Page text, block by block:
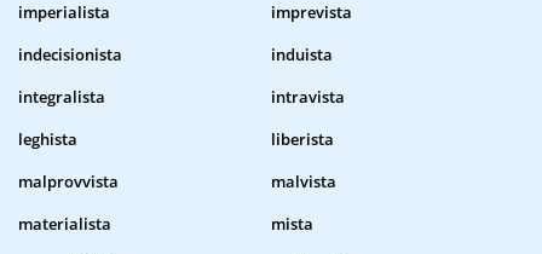
imperialista
imprevista
indecisionista
induista
integralista
intravista
leghista
liberista
malprovvista
malvista
materialista
mista